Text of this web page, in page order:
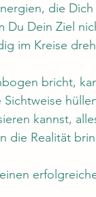
die
Dein Ziel
im Kreise
bricht,
kannst,
die Realität